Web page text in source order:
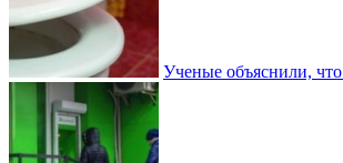
Ученые объяснили,